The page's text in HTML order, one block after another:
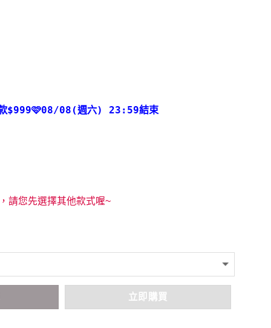
$999🩷08/08(週六) 23:59結束
請您先選擇其他款式喔~
立即購買